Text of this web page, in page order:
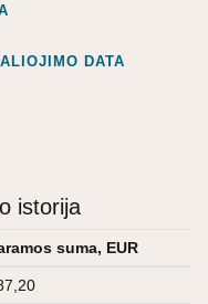
DATA
istorija
suma, EUR